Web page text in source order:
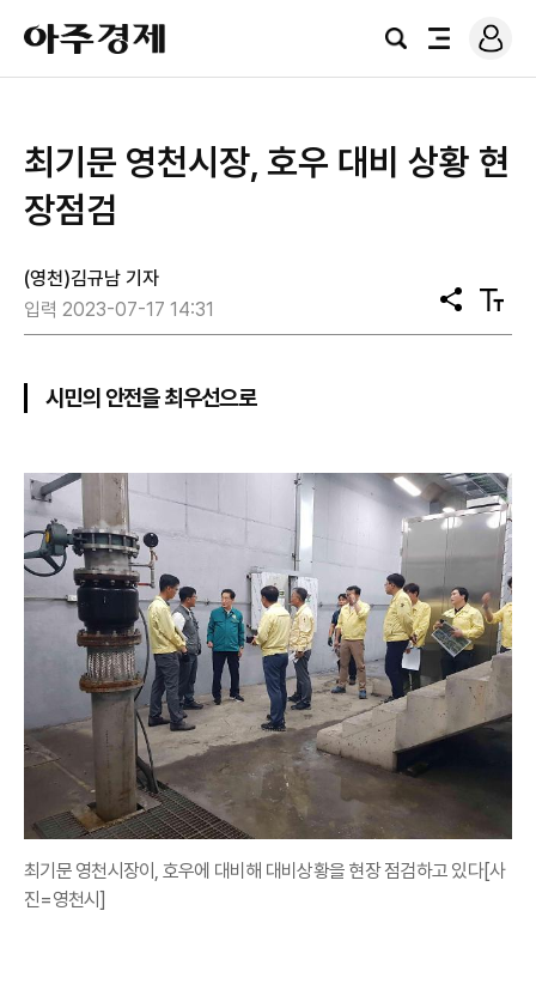
아
주
경
검
전
로
그
최기문 영천시장, 호우 대비 상황 현
장점검
(영천)김규남 기자
입력 2023-07-17 14:31
공
유
텍
스
시민의 안전을 최우선으로
최기문 영천시장이, 호우에 대비해 대비상황을 현장 점검하고 있다[사
진=영천시]